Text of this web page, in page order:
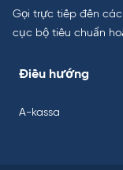
Gọi trực tiếp đến
cục bộ tiêu chuẩn
Điều hướng
A-kassa